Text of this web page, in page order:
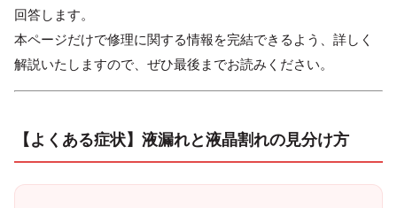
回答します。
本ページだけで修理に関する情報を完結できるよう、詳しく
解説いたしますので、ぜひ最後までお読みください。
【よくある症状】液漏れと液晶割れの見分け方